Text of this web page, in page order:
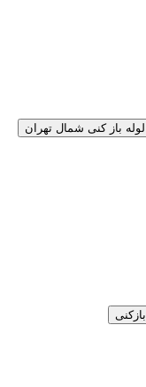
باز کنی شمال تهران